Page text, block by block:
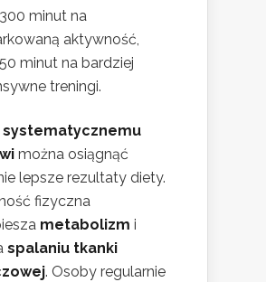
minut na
aktywność,
minut na bardziej
treningi.
systematycznemu
można osiągnąć
lepsze rezultaty diety.
fizyczna
metabolizm i
spalaniu tkanki
. Osoby regularnie